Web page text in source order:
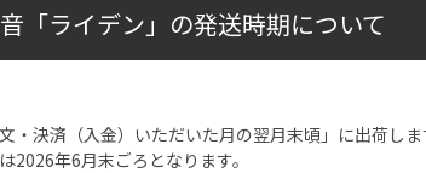
「ライデン」の発送時期について
決済（入金）いただいた月の翌月末頃」に出荷しま
年6月末ごろとなります。